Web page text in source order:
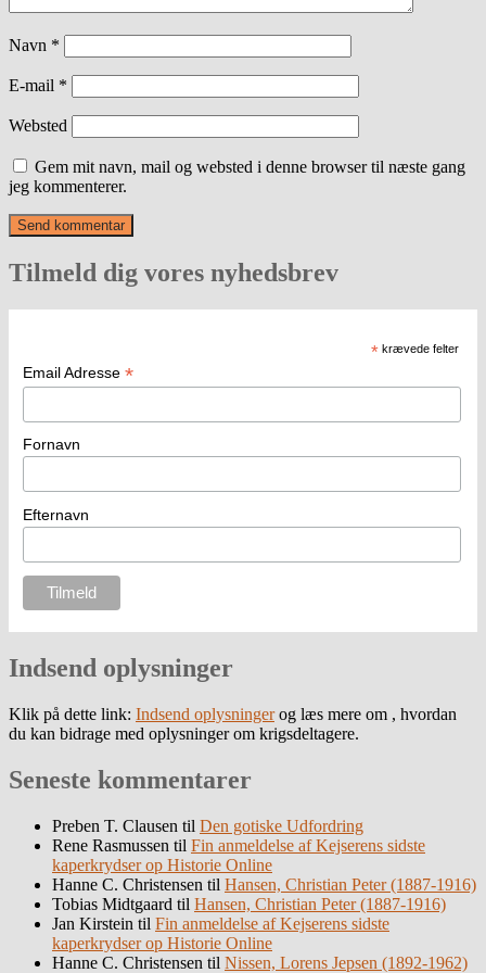
Navn *
E-mail *
Websted
Gem mit navn, mail og websted i denne browser til næste gang
jeg kommenterer.
Tilmeld dig vores nyhedsbrev
* krævede felter
Email Adresse *
Fornavn
Efternavn
Indsend oplysninger
Klik på dette link: Indsend oplysningerog læs mere om , hvordan
du kan bidrage med oplysninger om krigsdeltagere.
Seneste kommentarer
Preben T. Clausen til Den gotiske Udfordring
Rene Rasmussen til Fin anmeldelse af Kejserens sidste
kaperkrydser op Historie Online
Hanne C. Christensen til Hansen, Christian Peter (1887-1916)
Tobias Midtgaard til Hansen, Christian Peter (1887-1916)
Jan Kirstein til Fin anmeldelse af Kejserens sidste
kaperkrydser op Historie Online
Hanne C. Christensen til Nissen, Lorens Jepsen (1892-1962)